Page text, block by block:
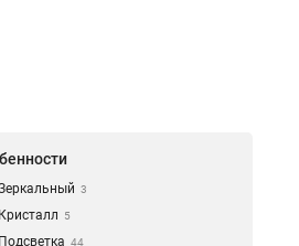
3
Кристалл 5
Подсветка 44